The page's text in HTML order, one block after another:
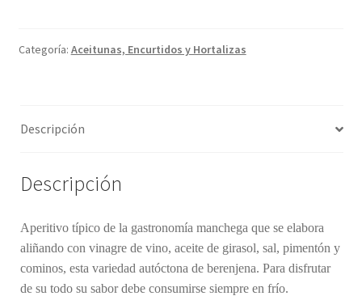
Categoría: Aceitunas, Encurtidos y Hortalizas
Descripción
Descripción
Aperitivo típico de la gastronomía manchega que se elabora
aliñando con vinagre de vino, aceite de girasol, sal, pimentón y
cominos, esta variedad autóctona de berenjena. Para disfrutar
de su todo su sabor debe consumirse siempre en frío.